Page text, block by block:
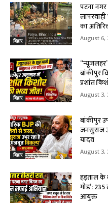
बिहार
पटना
का
August 6,
बिहार
बांकीपुर
प्रशांत
August 3,
बिहार
बांकीपुर
जनसुराज
यादव
August 3,
हड़ताल के
मोड’:
आयुक्त